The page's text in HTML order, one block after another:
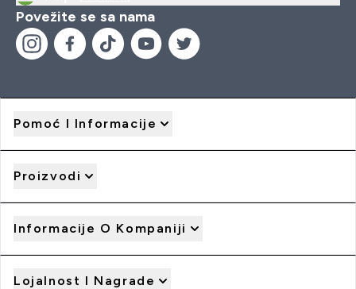
Povežite se sa nama
Pomoć I Informacije
Proizvodi
Informacije O Kompaniji
Lojalnost I Nagrade